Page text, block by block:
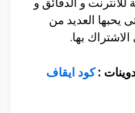
يحبها العديد من
بها.
:كود ايقاف